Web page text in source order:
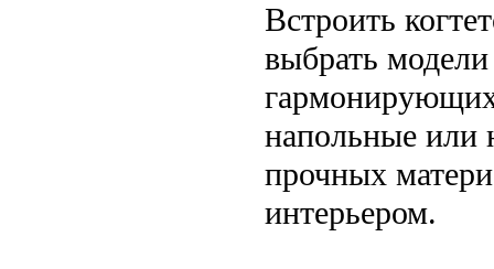
Встроить
выбрать
напольные или
прочных
интерьером.